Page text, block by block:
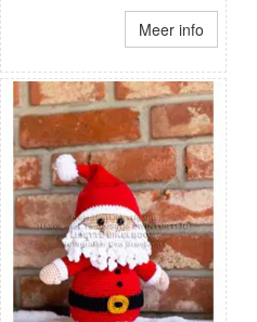
Meer info